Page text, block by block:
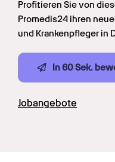
Profitieren Sie von
Promedis24 ihren
und Krankenpfleger in
In 60 Sek.
Jobangebote